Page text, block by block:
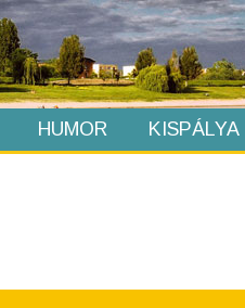
HUMOR KISPÁLYA